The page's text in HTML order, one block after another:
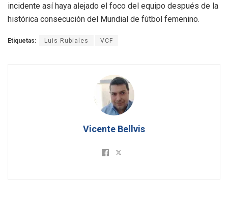
incidente así haya alejado el foco del equipo después de la
histórica consecución del Mundial de fútbol femenino.
Etiquetas: Luis Rubiales VCF
Vicente Bellvis